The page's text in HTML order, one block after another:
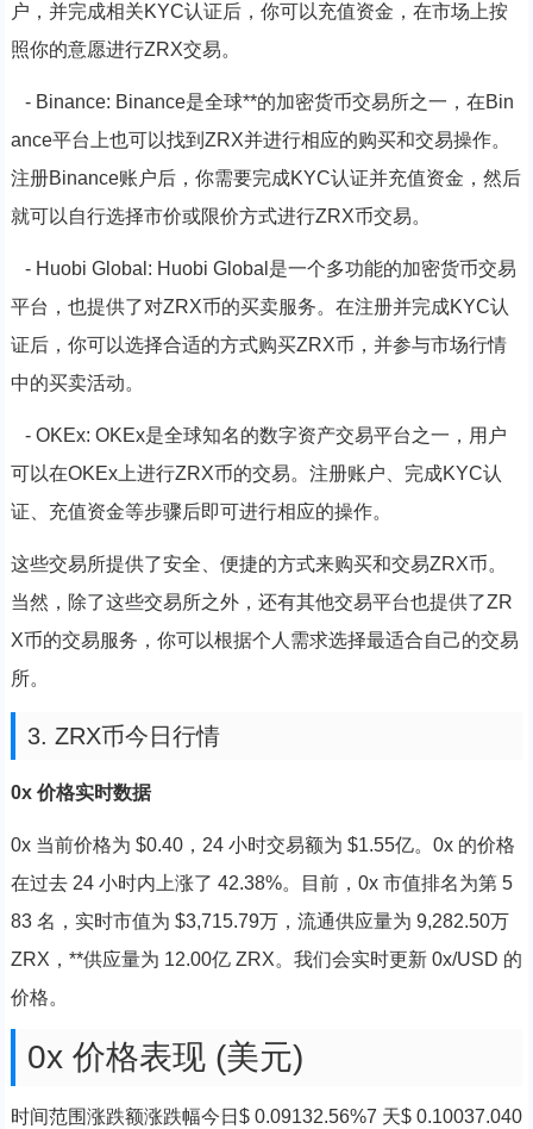
户，并完成相关KYC认证后，你可以充值资金，在市场上按
照你的意愿进行ZRX交易。
- Binance: Binance是全球**的加密货币交易所之一，在Bin
ance平台上也可以找到ZRX并进行相应的购买和交易操作。
注册Binance账户后，你需要完成KYC认证并充值资金，然后
就可以自行选择市价或限价方式进行ZRX币交易。
- Huobi Global: Huobi Global是一个多功能的加密货币交易
平台，也提供了对ZRX币的买卖服务。在注册并完成KYC认
证后，你可以选择合适的方式购买ZRX币，并参与市场行情
中的买卖活动。
- OKEx: OKEx是全球知名的数字资产交易平台之一，用户
可以在OKEx上进行ZRX币的交易。注册账户、完成KYC认
证、充值资金等步骤后即可进行相应的操作。
这些交易所提供了安全、便捷的方式来购买和交易ZRX币。
当然，除了这些交易所之外，还有其他交易平台也提供了ZR
X币的交易服务，你可以根据个人需求选择最适合自己的交易
所。
3. ZRX币今日行情
0x 价格实时数据
0x 当前价格为 $0.40，24 小时交易额为 $1.55亿。0x 的价格
在过去 24 小时内上涨了 42.38%。目前，0x 市值排名为第 5
83 名，实时市值为 $3,715.79万，流通供应量为 9,282.50万
ZRX，**供应量为 12.00亿 ZRX。我们会实时更新 0x/USD 的
价格。
0x 价格表现 (美元)
时间范围涨跌额涨跌幅今日$ 0.09132.56%7 天$ 0.10037.040